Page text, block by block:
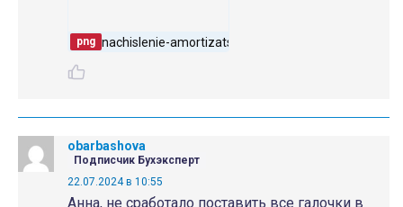
png nachislenie-amortizatsii1
obarbashova
Подписчик Бухэксперт
22.07.2024 в 10:55
Анна, не сработало поставить все галочки в